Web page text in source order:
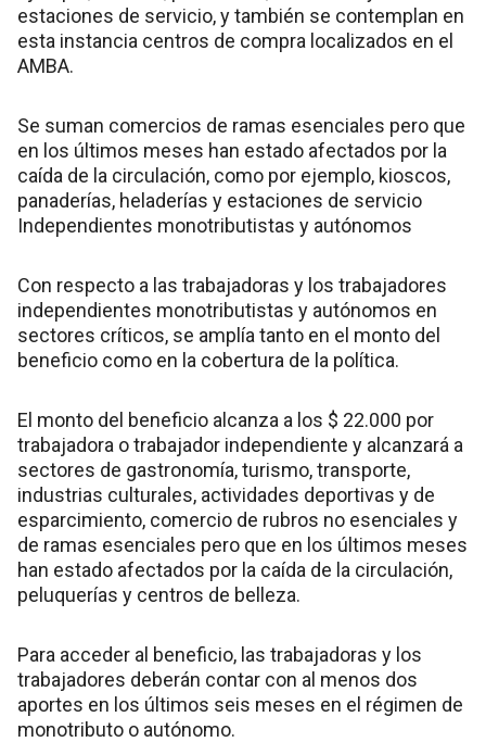
estaciones de servicio, y también se contemplan en
esta instancia centros de compra localizados en el
AMBA.
Se suman comercios de ramas esenciales pero que
en los últimos meses han estado afectados por la
caída de la circulación, como por ejemplo, kioscos,
panaderías, heladerías y estaciones de servicio
Independientes monotributistas y autónomos
Con respecto a las trabajadoras y los trabajadores
independientes monotributistas y autónomos en
sectores críticos, se amplía tanto en el monto del
beneficio como en la cobertura de la política.
El monto del beneficio alcanza a los $ 22.000 por
trabajadora o trabajador independiente y alcanzará a
sectores de gastronomía, turismo, transporte,
industrias culturales, actividades deportivas y de
esparcimiento, comercio de rubros no esenciales y
de ramas esenciales pero que en los últimos meses
han estado afectados por la caída de la circulación,
peluquerías y centros de belleza.
Para acceder al beneficio, las trabajadoras y los
trabajadores deberán contar con al menos dos
aportes en los últimos seis meses en el régimen de
monotributo o autónomo.